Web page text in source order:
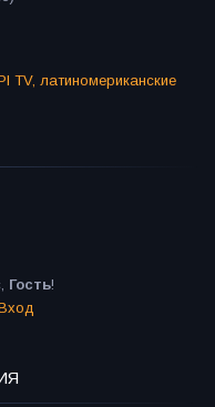
TV, латиномериканские
, Гость!